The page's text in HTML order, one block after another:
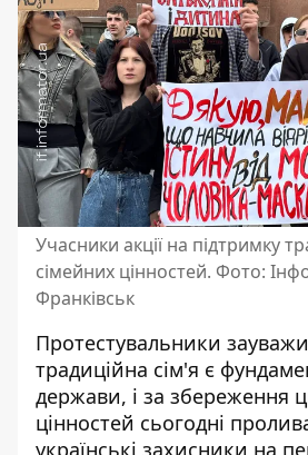
Учасники акції на підтримку
сімейних цінностей. Фото:
Франківськ
Протестувальники
традиційна сім'я є
держави, і за збереження
цінностей сьогодні
українські захисники на